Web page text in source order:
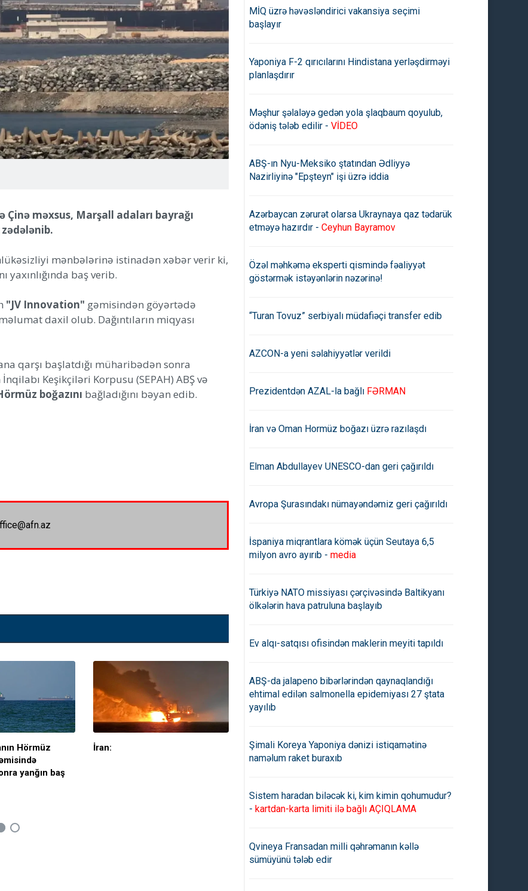
məxsus, Marşall adaları bayrağı
mənbələrinə istinadən xəbər verir ki,
yaxınlığında baş verib.
"JV Innovation" gəmisindən göyərtədə
daxil olub. Dağıntıların miqyası
qarşı başlatdığı müharibədən sonra
Keşikçiləri Korpusu (SEPAH) ABŞ və
boğazını bağladığını bəyan edib.
Hörmüz
yanğın baş
İran:
Hörmüz boğazında Hindistanın
37 gəmisi mühasirədə qalıb
ABŞ: SEPAH Hörmüz
MİQ üzrə həvəsləndirici vakansiya seçimi
başlayır
Yaponiya F-2 qırıcılarını Hindistana yerləşdirməyi
planlaşdırır
Məşhur şəlaləyə gedən yola şlaqbaum qoyulub,
ödəniş tələb edilir - VİDEO
ABŞ-ın Nyu-Meksiko ştatından Ədliyyə
Nazirliyinə "Epşteyn" işi üzrə iddia
Azərbaycan zərurət olarsa Ukraynaya qaz tədarük
etməyə hazırdır - Ceyhun Bayramov
Özəl məhkəmə eksperti qismində fəaliyyət
göstərmək istəyənlərin nəzərinə!
“Turan Tovuz” serbiyalı müdafiəçi transfer edib
AZCON-a yeni səlahiyyətlər verildi
Prezidentdən AZAL-la bağlı FƏRMAN
İran və Oman Hormüz boğazı üzrə razılaşdı
Elman Abdullayev UNESCO-dan geri çağırıldı
Avropa Şurasındakı nümayəndəmiz geri çağırıldı
İspaniya miqrantlara kömək üçün Seutaya 6,5
milyon avro ayırıb - media
Türkiyə NATO missiyası çərçivəsində Baltikyanı
ölkələrin hava patruluna başlayıb
Ev alqı-satqısı ofisindən maklerin meyiti tapıldı
ABŞ-da jalapeno bibərlərindən qaynaqlandığı
ehtimal edilən salmonella epidemiyası 27 ştata
yayılıb
Şimali Koreya Yaponiya dənizi istiqamətinə
naməlum raket buraxıb
Sistem haradan biləcək ki, kim kimin qohumudur?
- kartdan-karta limiti ilə bağlı AÇIQLAMA
Qvineya Fransadan milli qəhrəmanın kəllə
sümüyünü tələb edir